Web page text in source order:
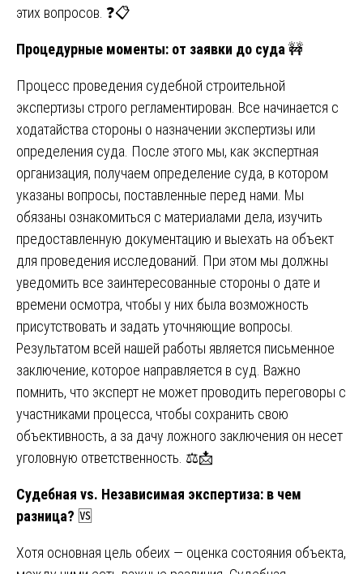
этих вопросов. ❓📋
Процедурные моменты: от заявки до суда 🚧
Процесс проведения судебной строительной
экспертизы строго регламентирован. Все начинается с
ходатайства стороны о назначении экспертизы или
определения суда. После этого мы, как экспертная
организация, получаем определение суда, в котором
указаны вопросы, поставленные перед нами. Мы
обязаны ознакомиться с материалами дела, изучить
предоставленную документацию и выехать на объект
для проведения исследований. При этом мы должны
уведомить все заинтересованные стороны о дате и
времени осмотра, чтобы у них была возможность
присутствовать и задать уточняющие вопросы.
Результатом всей нашей работы является письменное
заключение, которое направляется в суд. Важно
помнить, что эксперт не может проводить переговоры с
участниками процесса, чтобы сохранить свою
объективность, а за дачу ложного заключения он несет
уголовную ответственность. ⚖️📩
Судебная vs. Независимая экспертиза: в чем
разница? 🆚
Хотя основная цель обеих — оценка состояния объекта,